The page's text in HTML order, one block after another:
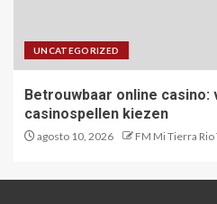
UNCATEGORIZED
Betrouwbaar online
casinospellen kiezen
agosto 10, 2026 FM Mi Tierra